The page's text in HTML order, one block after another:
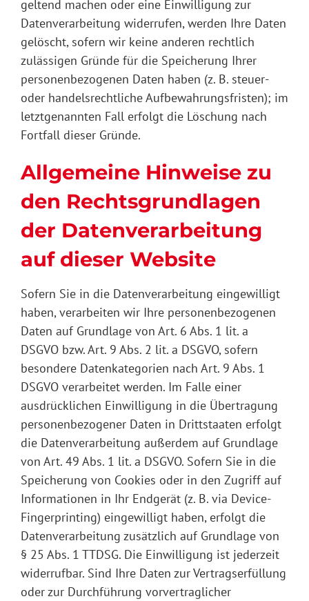
geltend machen oder eine Einwilligung zur
Datenverarbeitung widerrufen, werden Ihre Daten
gelöscht, sofern wir keine anderen rechtlich
zulässigen Gründe für die Speicherung Ihrer
personenbezogenen Daten haben (z. B. steuer-
oder handelsrechtliche Aufbewahrungsfristen); im
letztgenannten Fall erfolgt die Löschung nach
Fortfall dieser Gründe.
Allgemeine Hinweise zu
den Rechtsgrundlagen
der Datenverarbeitung
auf dieser Website
Sofern Sie in die Datenverarbeitung eingewilligt
haben, verarbeiten wir Ihre personenbezogenen
Daten auf Grundlage von Art. 6 Abs. 1 lit. a
DSGVO bzw. Art. 9 Abs. 2 lit. a DSGVO, sofern
besondere Datenkategorien nach Art. 9 Abs. 1
DSGVO verarbeitet werden. Im Falle einer
ausdrücklichen Einwilligung in die Übertragung
personenbezogener Daten in Drittstaaten erfolgt
die Datenverarbeitung außerdem auf Grundlage
von Art. 49 Abs. 1 lit. a DSGVO. Sofern Sie in die
Speicherung von Cookies oder in den Zugriff auf
Informationen in Ihr Endgerät (z. B. via Device-
Fingerprinting) eingewilligt haben, erfolgt die
Datenverarbeitung zusätzlich auf Grundlage von
§ 25 Abs. 1 TTDSG. Die Einwilligung ist jederzeit
widerrufbar. Sind Ihre Daten zur Vertragserfüllung
oder zur Durchführung vorvertraglicher